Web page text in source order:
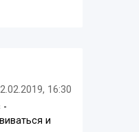
16:30
-
и